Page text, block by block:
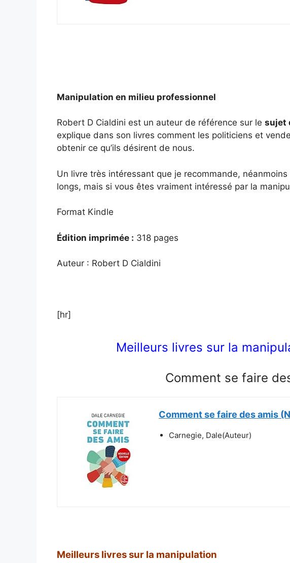
Manipulation en milieu professionnel
Robert D Cialdini est un auteur de référence sur le sujet
explique dans son livres comment les politiciens et
obtenir ce qu’ils désirent de nous.
Un livre très intéressant que je recommande,
longs, mais si vous êtes vraiment intéressé par la
Format Kindle
Édition imprimée : 318 pages
Auteur : Robert D Cialdini
[hr]
Meilleurs livres sur la
Comment se faire
Comment se faire des amis
Carnegie, Dale(Auteur)
Meilleurs livres sur la manipulation